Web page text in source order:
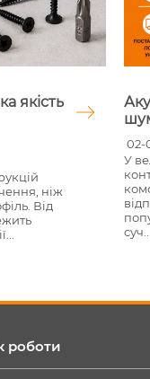
якість
ніж
Від
02-
У
суч...
роботи